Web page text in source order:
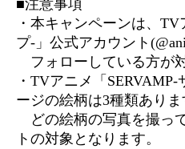
■注意事項
・本キャンペーンは、
プ-」公式アカウント
フォローしている方が
・TVアニメ「
ージの絵柄は3種類ありま
どの絵柄の写真を撮っ
トの対象となります。